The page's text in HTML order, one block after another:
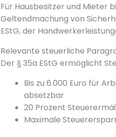
Für Hausbesitzer und Mieter
Geltendmachung von
EStG, der
Relevante steuerliche
Der § 35a EStG ermöglicht
Bis zu 6.000 Euro für
absetzbar
20 Prozent
Maximale